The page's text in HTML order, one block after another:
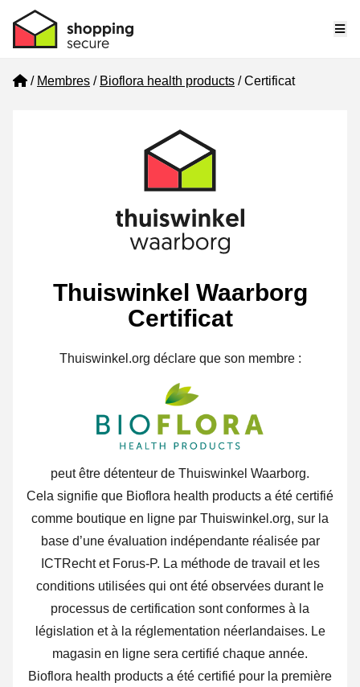
Home
Membres Bioflora health products Certificat
Thuiswinkel Waarborg
Certificat
Thuiswinkel.org déclare que son membre :
peut être détenteur de Thuiswinkel Waarborg.
Cela signifie que Bioflora health products a été certifié
comme boutique en ligne par Thuiswinkel.org, sur la
base d’une évaluation indépendante réalisée par
ICTRecht et Forus-P. La méthode de travail et les
conditions utilisées qui ont été observées durant le
processus de certification sont conformes à la
législation et à la réglementation néerlandaises. Le
magasin en ligne sera certifié chaque année.
Bioflora health products a été certifié pour la première